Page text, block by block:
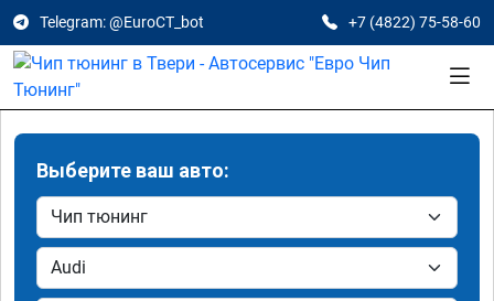
Telegram: @EuroCT_bot +7 (4822) 75-58-60
Выберите ваш авто: